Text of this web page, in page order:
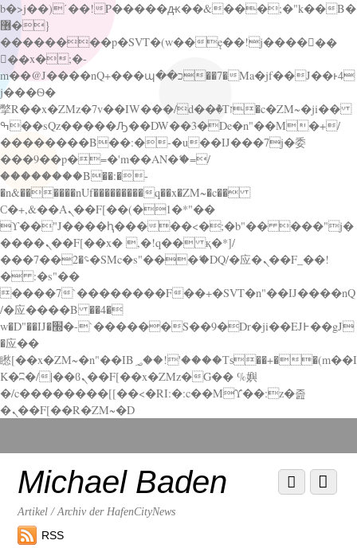
b�>j��)΄��!P�����ԫ��&���;�"k��B�
޶�}
��������p�SVT�(w��ę��!j������
��x�;�-
m��@J����nQ+���պ��כ��7�Ma�jf��J��ͱ4
j���Ѳ�
撆R��x�ZMz�7v��IW���/d��ٞ�Тז�c�ZM~�ji��
ߒ��sQz�����Ԡ��DW��3�De�n"��M�+/
��������B��:�-�u��IJ���7j�委
���9��p�=�'m��AN�ޭ�=/
��������B��:�-
�n&������nUf���������q��x�ZM~�c��
Ϲ�+,&��Ὰܢ��F[��(�1�*"��
ϒ��"J����ԧ�����<�;�b"�� ���"j�
����ܢ��F[��x� ,�!q�� қ�*]/
���؝�2��7�SMc�s"���ޭ�DQ/�应�ܢ��F_��!
� :�s"��
����7`��������F��+�SVT�n"��IJ����nQ
/�应����B ��4�
w�D"��IJ�׭�-`������S��9�Dr�ji��EJ߅��gJ
�应��
矁[��x�ZM~�n"��IB؃��!'����Тѕ��+��(m��I
K�ʭ�/|��ϐܢ��F[��x�ZMz�G�� %嬩
�/c��������[[��<�RI:�:c��MΎ��:z�졾
�ܢ��F[��R�ZM~�D
down
contentMichael Baden
Artikel / Archiv der HafenCityNews
RSS
Menu
Scroll
down